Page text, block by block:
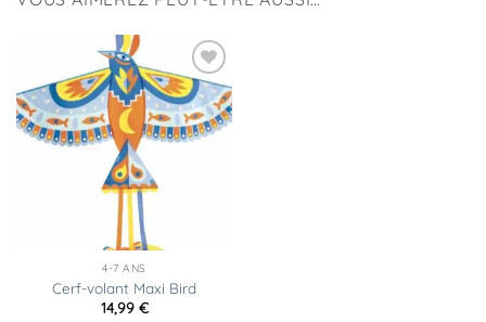
Ajouter
à la
liste
d’envies
4-7 ANS
Cerf-volant Maxi Bird
14,99 €